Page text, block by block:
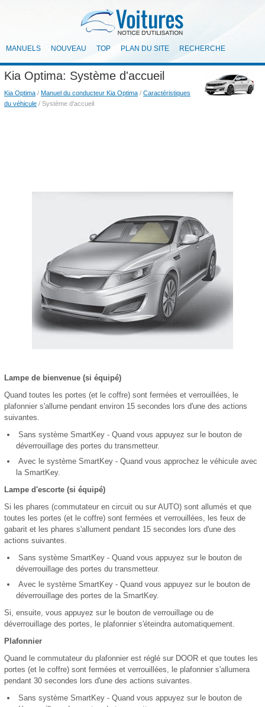
MANUELS NOUVEAU TOP PLAN DU SITE RECHERCHE
Kia Optima: Système d'accueil
Kia Optima / Manuel du conducteur Kia Optima / Caractéristiques
du véhicule / Système d'accueil
Lampe de bienvenue (si équipé)
Quand toutes les portes (et le coffre) sont fermées et verrouillées, le
plafonnier s'allume pendant environ 15 secondes lors d'une des actions
suivantes.
Sans système SmartKey - Quand vous appuyez sur le bouton de
déverrouillage des portes du transmetteur.
Avec le système SmartKey - Quand vous approchez le véhicule avec
la SmartKey.
Lampe d'escorte (si équipé)
Si les phares (commutateur en circuit ou sur AUTO) sont allumés et que
toutes les portes (et le coffre) sont fermées et verrouillées, les feux de
gabarit et les phares s'allument pendant 15 secondes lors d'une des
actions suivantes.
Sans système SmartKey - Quand vous appuyez sur le bouton de
déverrouillage des portes du transmetteur.
Avec le système SmartKey - Quand vous appuyez sur le bouton de
déverrouillage des portes de la SmartKey.
Si, ensuite, vous appuyez sur le bouton de verrouillage ou de
déverrouillage des portes, le plafonnier s'éteindra automatiquement.
Plafonnier
Quand le commutateur du plafonnier est réglé sur DOOR et que toutes les
portes (et le coffre) sont fermées et verrouillées, le plafonnier s'allumera
pendant 30 secondes lors d'une des actions suivantes.
Sans système SmartKey - Quand vous appuyez sur le bouton de